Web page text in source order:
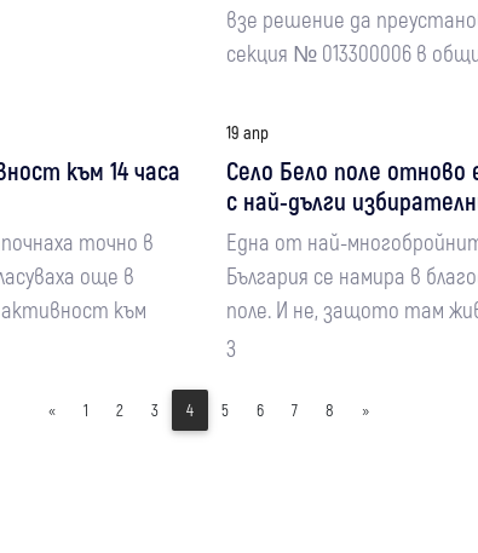
взе решение да
секция № 013300006 в
към 14 часа
точно в
още в
към
19 апр
Село Бело поле
с най-дълги
Една от най-
България се намира в
поле. И не, защото там
з
« 1 2 3 4 5 6 7 8 »